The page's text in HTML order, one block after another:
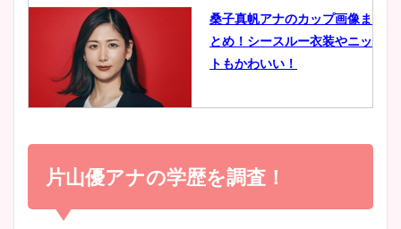
豊島実季アナのカップ画像ま
とめ！美脚や水着姿に年齢も
宇賀神メグアナのニット画像
桑子真帆アナのカップ画像ま
とめ！シースルー衣装やニッ
トもかわいい！
小室瑛莉子のカップ画像まと
め！足が美脚でニット衣装も
かわいい！
片山優アナの学歴を調査！